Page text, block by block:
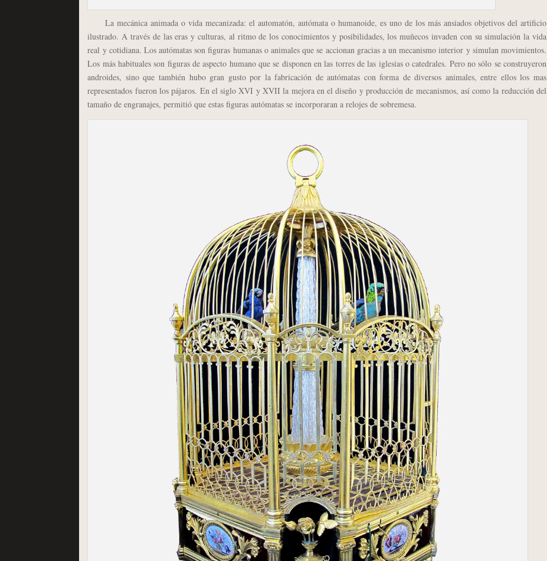
La mecánica animada o vida mecanizada: el automatón, autómata o humanoide, es uno de los más ansiados objetivos del artificio
ilustrado. A través de las eras y culturas, al ritmo de los conocimientos y posibilidades, los muñecos invaden con su simulación la vida
real y cotidiana. Los autómatas son figuras humanas o animales que se accionan gracias a un mecanismo interior y simulan movimientos.
Los más habituales son figuras de aspecto humano que se disponen en las torres de las iglesias o catedrales. Pero no sólo se construyeron
androides, sino que también hubo gran gusto por la fabricación de autómatas con forma de diversos animales, entre ellos los mas
representados fueron los pájaros. En el siglo XVI y XVII la mejora en el diseño y producción de mecanismos, así como la reducción del
tamaño de engranajes, permitió que estas figuras autómatas se incorporaran a relojes de sobremesa.